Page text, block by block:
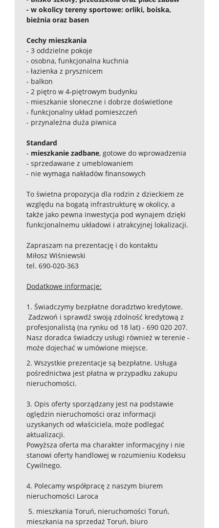
- w okolicy tereny sportowe: orliki, boiska,
bieżnia oraz basen
Cechy mieszkania
- 3 oddzielne pokoje
- osobna, funkcjonalna kuchnia
- łazienka z prysznicem
- balkon
- 2 piętro w 4-piętrowym budynku
- mieszkanie słoneczne i dobrze doświetlone
- funkcjonalny układ pomieszczeń
- przynależna duża piwnica
Standard
- mieszkanie zadbane, gotowe do wprowadzenia
- sprzedawane z umeblowaniem
- nie wymaga nakładów finansowych
To świetna propozycja dla rodzin z dzieckiem ze
względu na bogatą infrastrukturę w okolicy, a
także jako pewna inwestycja pod wynajem dzięki
funkcjonalnemu układowi i atrakcyjnej lokalizacji.
Zapraszam na prezentację i do kontaktu
Miłosz Wiśniewski
tel. 690-020-363
Dodatkowe informacje:
1. Świadczymy bezpłatne doradztwo kredytowe.
Zadzwoń i sprawdź swoją zdolność kredytową z
profesjonalistą (na rynku od 18 lat) - 690 020 207.
Nasz doradca świadczy usługi również w terenie -
może dojechać w umówione miejsce.
2. Wszystkie prezentacje są bezpłatne. Usługa
pośrednictwa jest płatna w przypadku zakupu
nieruchomości.
3. Opis oferty sporządzany jest na podstawie
oględzin nieruchomości oraz informacji
uzyskanych od właściciela, może podlegać
aktualizacji.
Powyższa oferta ma charakter informacyjny i nie
stanowi oferty handlowej w rozumieniu Kodeksu
Cywilnego.
4. Polecamy współpracę z naszym biurem
nieruchomości Laroca
5. mieszkania Toruń, nieruchomości Toruń,
mieszkania na sprzedaż Toruń, biuro